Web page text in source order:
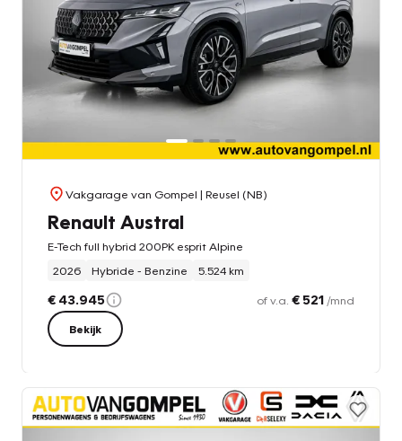
Vakgarage van Gompel | Reusel (NB)
Renault Austral
E-Tech full hybrid 200PK esprit Alpine
2026
Hybride - Benzine 5.524 km
€ 43.945 of v.a. € 521 /mnd
Bekijk